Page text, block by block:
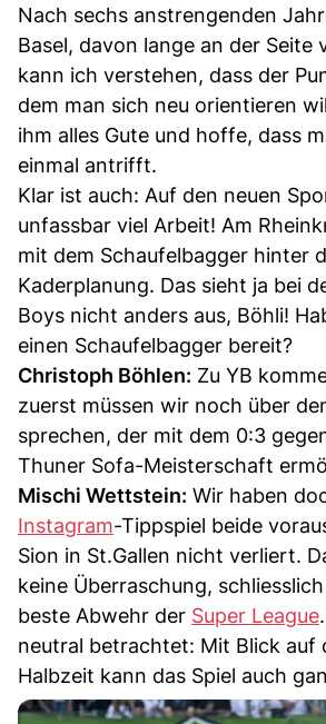
Nach sechs anstrengenden
Basel, davon lange an der Seite
kann ich verstehen, dass der
dem man sich neu orientieren
ihm alles Gute und hoffe, dass
einmal antrifft.
Klar ist auch: Auf den neuen
unfassbar viel Arbeit! Am
mit dem Schaufelbagger hinter
Kaderplanung. Das sieht ja bei
Boys nicht anders aus, Böhli!
einen Schaufelbagger bereit?
Christoph Böhlen: Zu YB
zuerst müssen wir noch über
sprechen, der mit dem 0:3
Thuner Sofa-Meisterschaft
Mischi Wettstein: Wir haben
Instagram-Tippspiel beide
Sion in St.Gallen nicht verliert.
keine Überraschung,
beste Abwehr der Super League
neutral betrachtet: Mit Blick auf
Halbzeit kann das Spiel auch